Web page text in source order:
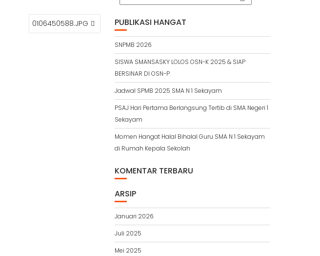
0106450588.JPG PUBLIKASI HANGAT
SNPMB 2026
SISWA SMANSASKY LOLOS OSN-K 2025 & SIAP
BERSINAR DI OSN-P
Jadwal SPMB 2025 SMA N 1 Sekayam
PSAJ Hari Pertama Berlangsung Tertib di SMA Negeri 1
Sekayam
Momen Hangat Halal Bihalal Guru SMA N 1 Sekayam
di Rumah Kepala Sekolah
KOMENTAR TERBARU
ARSIP
Januari 2026
Juli 2025
Mei 2025